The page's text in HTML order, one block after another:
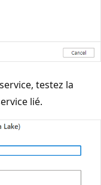
testez la
lié.